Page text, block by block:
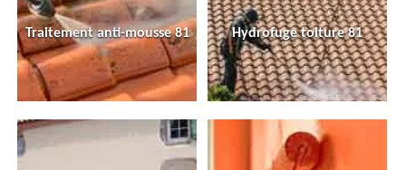
Traitement anti-mousse 81 Hydrofuge toiture 81